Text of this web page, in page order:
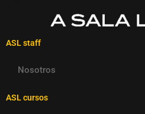
ASL staff
Nosotros
ASL cursos